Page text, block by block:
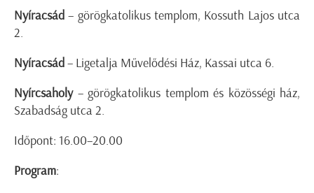
Nyíracsád – görögkatolikus templom, Kossuth Lajos utca
2.
Nyíracsád – Ligetalja Művelődési Ház, Kassai utca 6.
Nyírcsaholy– görögkatolikus templom és közösségi ház,
Szabadság utca 2.
Időpont: 16.00–20.00
Program: